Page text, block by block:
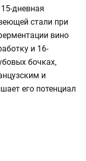
дневная
стали при
вино
и 16-
бочках,
и
его потенциал